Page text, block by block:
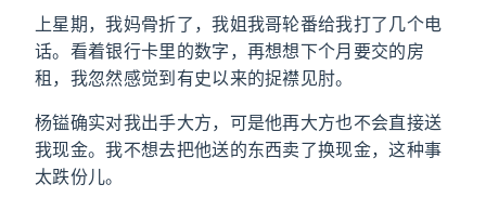
上星期，我妈骨折了，我姐我哥轮番给我打了几个电
话。看着银行卡里的数字，再想想下个月要交的房
租，我忽然感觉到有史以来的捉襟见肘。
杨镒确实对我出手大方，可是他再大方也不会直接送
我现金。我不想去把他送的东西卖了换现金，这种事
太跌份儿。